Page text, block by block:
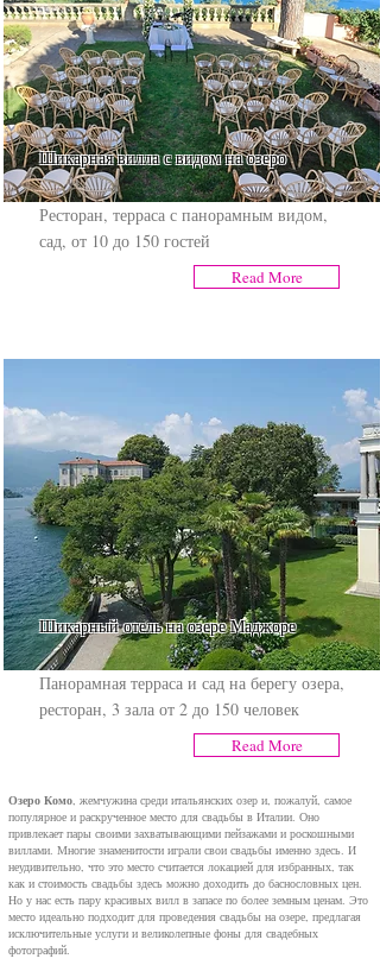
Шикарная вилла с видом на озеро
Ресторан, терраса с панорамным видом,
сад, от 10 до 150 гостей
Read More
Шикарный отель на озере Маджоре
Панорамная терраса и сад на берегу озера,
ресторан, 3 зала от 2 до 150 человек
Read More
Озеро Комо, жемчужина среди итальянских озер и, пожалуй, самое
популярное и раскрученное место для свадьбы в Италии. Оно
привлекает пары своими захватывающими пейзажами и роскошными
виллами. Многие знаменитости играли свои свадьбы именно здесь. И
неудивительно, что это место считается локацией для избранных, так
как и стоимость свадьбы здесь можно доходить до баснословных цен.
Но у нас есть пару красивых вилл в запасе по более земным ценам. Это
место идеально подходит для проведения свадьбы на озере, предлагая
исключительные услуги и великолепные фоны для свадебных
фотографий.